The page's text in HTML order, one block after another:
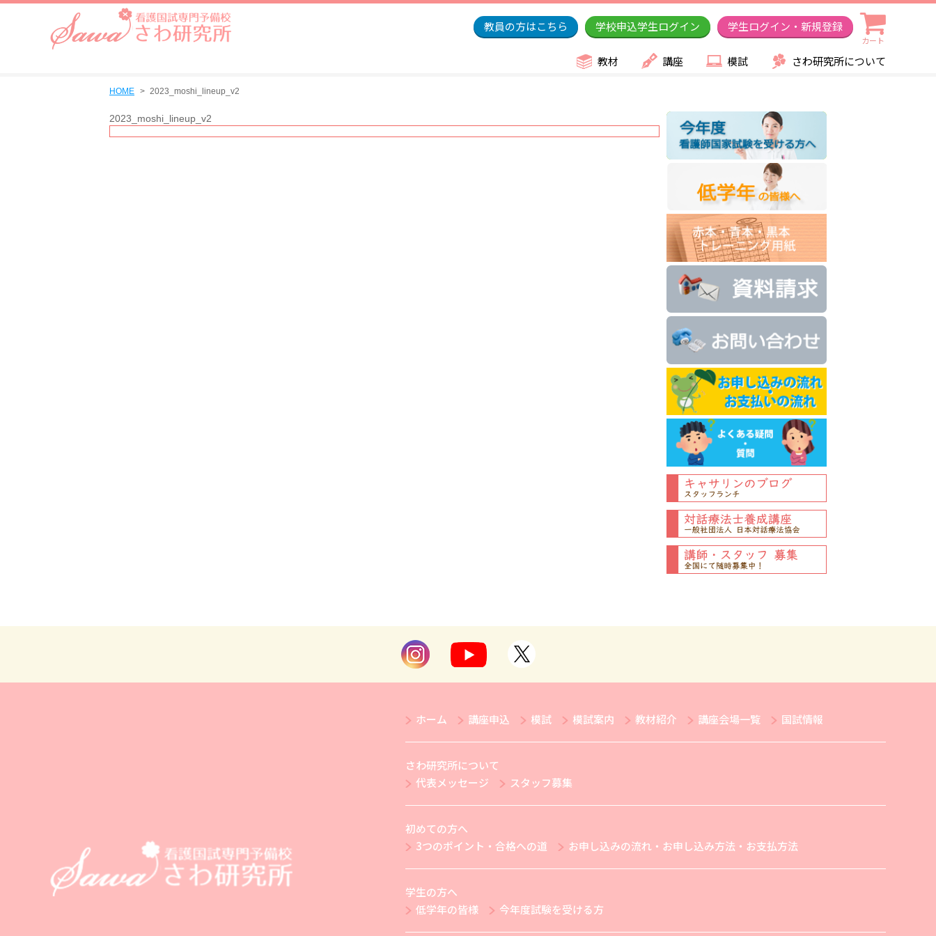
教員の方はこちら 学校申込学生ログイン 学生ログイン・新規登録
カート
教材 講座 模試 さわ研究所について
HOME 2023_moshi_lineup_v2
2023_moshi_lineup_v2
ホーム 講座申込 模試 模試案内 教材紹介 講座会場一覧 国試情報
さわ研究所について
代表メッセージ
スタッフ募集
初めての方へ
3つのポイント・合格への道
お申し込みの流れ・お申し込み方法・お支払方法
学生の方へ
低学年の皆様
今年度試験を受ける方